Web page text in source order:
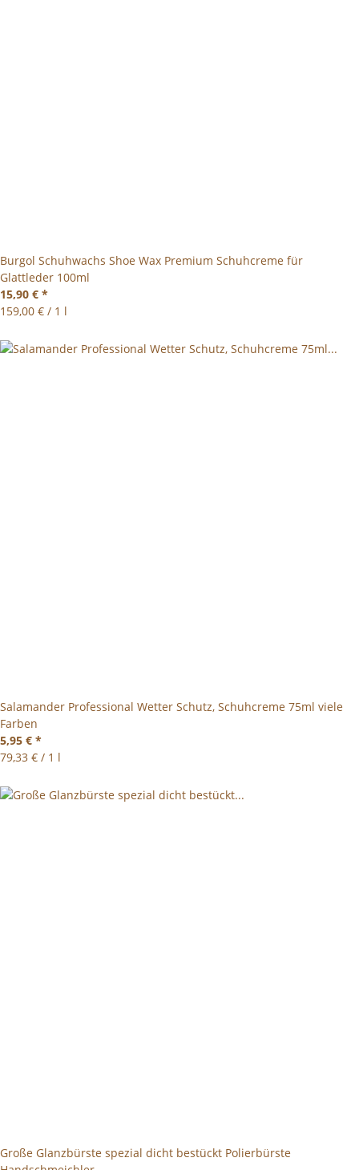
Burgol Schuhwachs Shoe Wax Premium Schuhcreme für
Glattleder 100ml
15,90 € *
159,00 € / 1 l
Salamander Professional Wetter Schutz, Schuhcreme 75ml viele
Farben
5,95 € *
79,33 € / 1 l
Große Glanzbürste spezial dicht bestückt Polierbürste